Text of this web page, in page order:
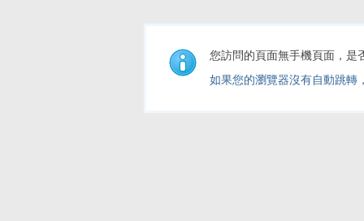
您訪問的頁面無手機頁面，是
如果您的瀏覽器沒有自動跳轉